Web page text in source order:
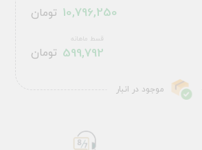
موجود در انبار
10,796,250 تومان
قسط ماهانه
599,792 تومان